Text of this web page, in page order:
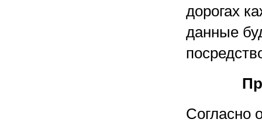
дорогах
данные
Согласно